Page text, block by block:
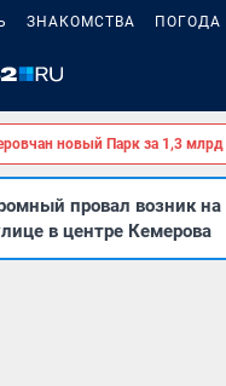
ЗНАКОМСТВА ПОГОДА
новый Парк за 1,3 млрд
провал возник на
в центре Кемерова